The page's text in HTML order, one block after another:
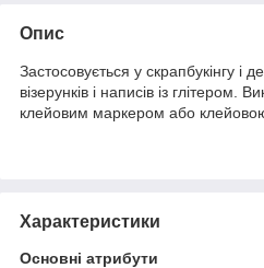
Опис
Застосовується у скрапбукінгу і
візерунків і написів із глітером.
клейовим маркером або
Характеристики
Основні атрибути